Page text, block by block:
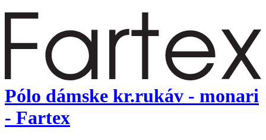
Pólo dámske kr.rukáv - monari
- Fartex